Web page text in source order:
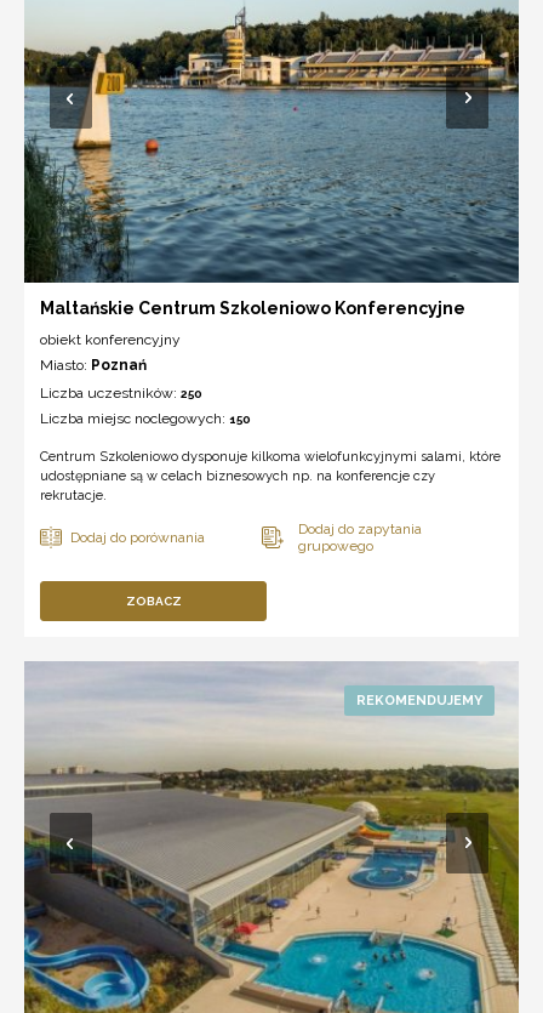
Maltańskie Centrum Szkoleniowo Konferencyjne
obiekt konferencyjny
Miasto: Poznań
Liczba uczestników: 250
Liczba miejsc noclegowych: 150
Centrum Szkoleniowo dysponuje kilkoma wielofunkcyjnymi salami, które
udostępniane są w celach biznesowych np. na konferencje czy
rekrutacje.
ZOBACZ